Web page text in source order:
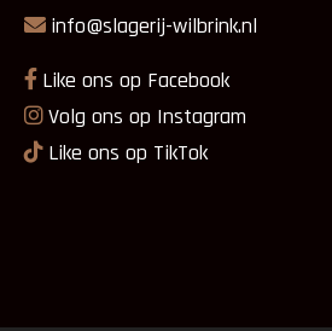
info@slagerij-wilbrink.nl
Like ons op Facebook
Volg ons op Instagram
Like ons op TikTok